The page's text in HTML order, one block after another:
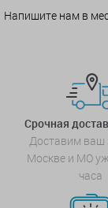
Напишите нам в
Срочная
Доставим ваш
Москве и МО
часа